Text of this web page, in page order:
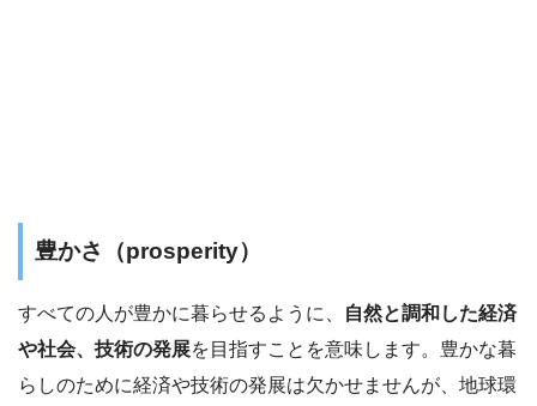
豊かさ（prosperity）
すべての人が豊かに暮らせるように、
自然と調和した経済
や社会、技術の発展を目指すことを意味します。豊かな暮
らしのために経済や技術の発展は欠かせませんが、地球環